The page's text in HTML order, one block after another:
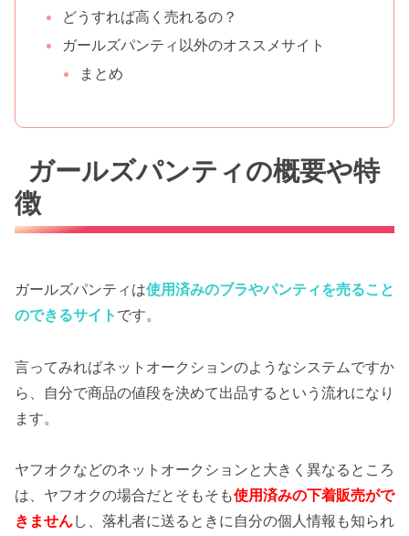
どうすれば高く売れるの？
ガールズパンティ以外のオススメサイト
まとめ
ガールズパンティの概要や特
徴
ガールズパンティは使用済みのブラやパンティを売ること
のできるサイト です。
言ってみればネットオークションのようなシステムですか
ら、自分で商品の値段を決めて出品するという流れになり
ます。
ヤフオクなどのネットオークションと大きく異なるところ
は、ヤフオクの場合だとそもそも使用済みの下着販売がで
きませんし、落札者に送るときに自分の個人情報も知られ